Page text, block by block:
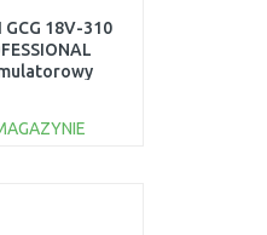
GCG 18V-310